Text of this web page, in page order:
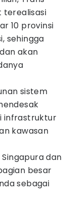
terealisasi
10 provinsi
sehingga
akan
sistem
infrastruktur
kawasan
dan
besar
sebagai